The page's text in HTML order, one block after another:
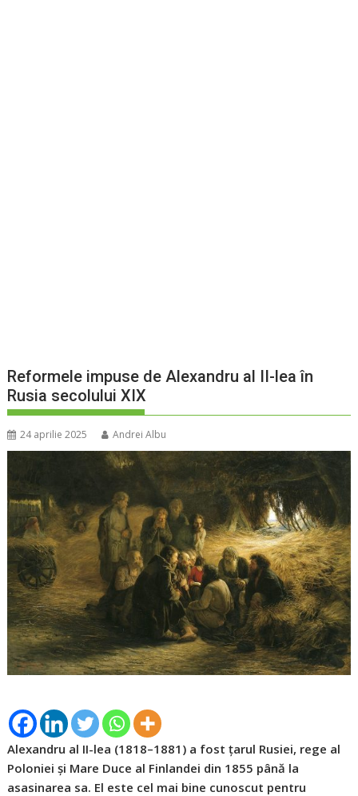
Reformele impuse de Alexandru al II-lea în
Rusia secolului XIX
24 aprilie 2025 Andrei Albu
Alexandru al II-lea (1818–1881) a fost țarul Rusiei, rege al
Poloniei și Mare Duce al Finlandei din 1855 până la
asasinarea sa. El este cel mai bine cunoscut pentru